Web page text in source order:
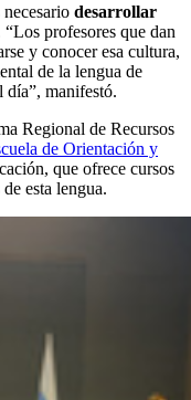
desarrollar
“Los profesores que dan
y conocer esa cultura,
de la lengua de
día”, manifestó.
Regional de Recursos
de Orientación y
que ofrece cursos
esta lengua.